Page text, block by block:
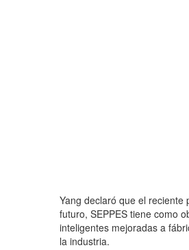
Yang declaró que el reciente
futuro, SEPPES tiene como
inteligentes mejoradas a
la industria.